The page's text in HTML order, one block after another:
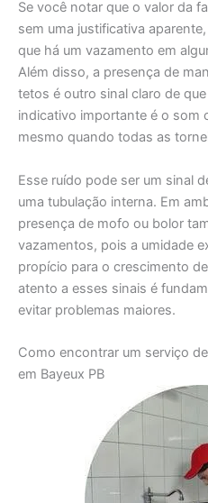
Se você notar que o valor da
sem uma justificativa
que há um vazamento em
Além disso, a presença de
tetos é outro sinal claro de
indicativo importante é o som
mesmo quando todas as
Esse ruído pode ser um sinal
uma tubulação interna. Em
presença de mofo ou bolor
vazamentos, pois a umidade
propício para o crescimento
atento a esses sinais é
evitar problemas maiores.
Como encontrar um serviço
em Bayeux PB